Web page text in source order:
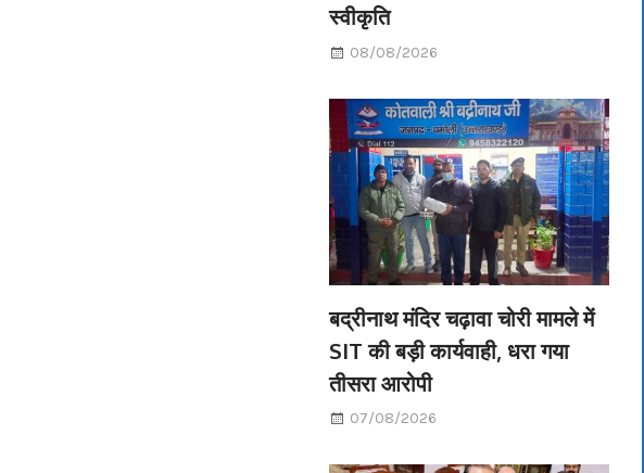
स्वीकृति
08/08/2026
बद्रीनाथ मंदिर चढ़ावा चोरी मामले में
SIT की बड़ी कार्यवाही, धरा गया
तीसरा आरोपी
07/08/2026